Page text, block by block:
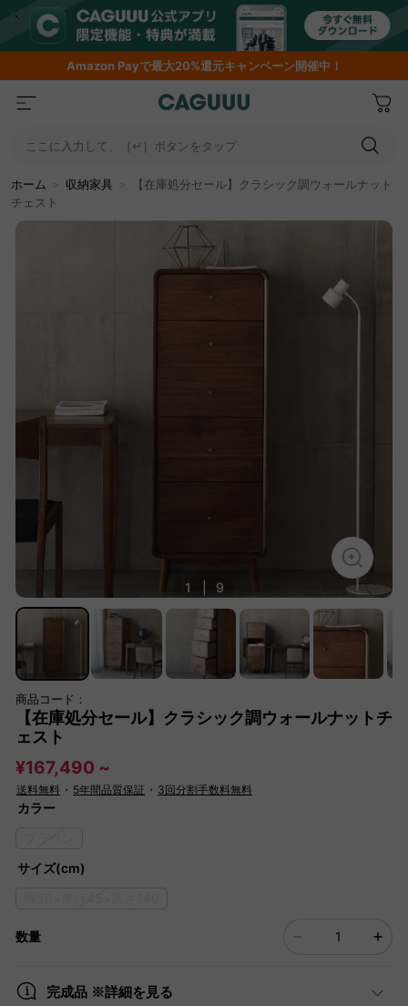
AmazonPayで最大20%還元キャンペーン開催中！
ここに入力して、［↵］ボタンをタップ
ホーム 収納家具
【在庫処分セール】クラシック調ウォールナット
チェスト
1 9
商品コード：
【在庫処分セール】クラシック調ウォールナットチ
ェスト
¥167,490 ~
送料無料 ・ 5年間品質保証 ・ 3回分割手数料無料
カラー
サイズ(cm)
数量
完成品 ※詳細を見る